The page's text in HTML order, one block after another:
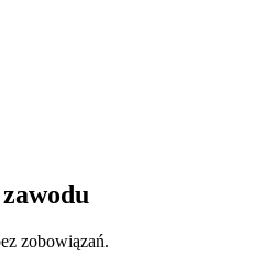
zobowiązań.